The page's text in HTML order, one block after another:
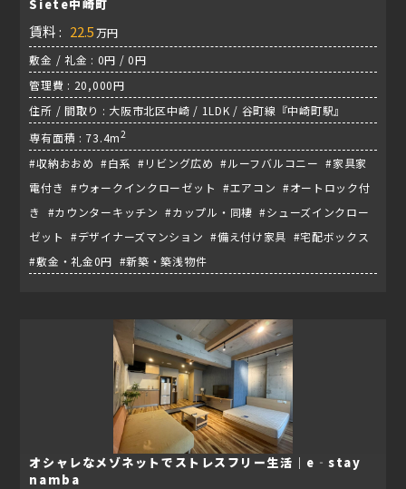
Siete中崎町
賃料 : 22.5 万円
敷金 / 礼金 : 0円 / 0円
管理費 : 20,000円
住所 / 間取り : 大阪市北区中崎 / 1LDK / 谷町線『中崎町駅』
専有面積 : 73.4m2
#収納おおめ #白系 #リビング広め #ルーフバルコニー #家具家
電付き #ウォークインクローゼット #エアコン #オートロック付
き #カウンターキッチン #カップル・同棲 #シューズインクロー
ゼット #デザイナーズマンション #備え付け家具 #宅配ボックス
#敷金・礼金0円 #新築・築浅物件
オシャレなメゾネットでストレスフリー生活｜e‐stay
namba